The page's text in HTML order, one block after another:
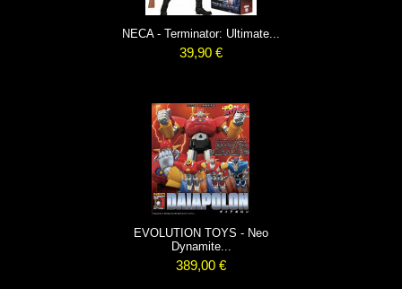
NECA - Terminator: Ultimate...
39,90 €
EVOLUTION TOYS - Neo
Dynamite...
389,00 €